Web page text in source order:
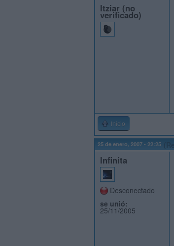
Itziar (no
verificado)
Inicio
25 de enero, 2007 - 22:25
Infinita
Desconectado
se unió:
25/11/2005